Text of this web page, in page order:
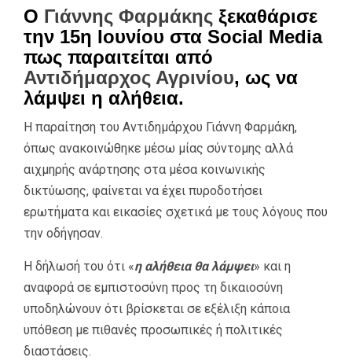
Ο Γιάννης Φαρμάκης ξεκαθάρισε
την 15η Ιουνίου στα Social Media
πως παραιτείται από
Αντιδήμαρχος Αγρινίου, ως να
λάμψει η αλήθεια.
Η παραίτηση του Αντιδημάρχου Γιάννη Φαρμάκη,
όπως ανακοινώθηκε μέσω μίας σύντομης αλλά
αιχμηρής ανάρτησης στα μέσα κοινωνικής
δικτύωσης, φαίνεται να έχει πυροδοτήσει
ερωτήματα και εικασίες σχετικά με τους λόγους που
την οδήγησαν.
Η δήλωσή του ότι «η αλήθεια θα λάμψει» και η
αναφορά σε εμπιστοσύνη προς τη δικαιοσύνη
υποδηλώνουν ότι βρίσκεται σε εξέλιξη κάποια
υπόθεση με πιθανές προσωπικές ή πολιτικές
διαστάσεις.